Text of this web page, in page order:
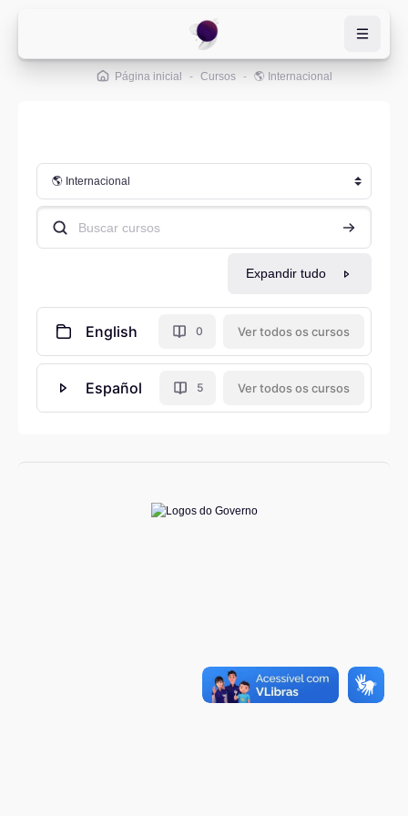
Página inicial Cursos 🌎 Internacional
Categorias de Cursos
Buscar cursos Buscar
Expandir tudo
English 0 Ver todos os cursos
Español 5 Ver todos os cursos